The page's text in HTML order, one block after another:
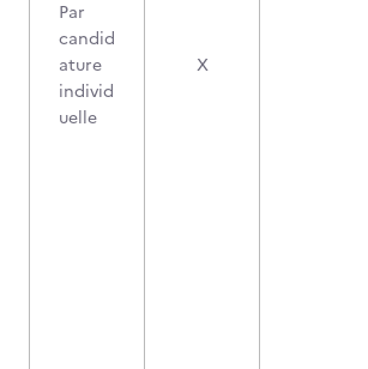
Par
candid
ature
individ
uelle
X